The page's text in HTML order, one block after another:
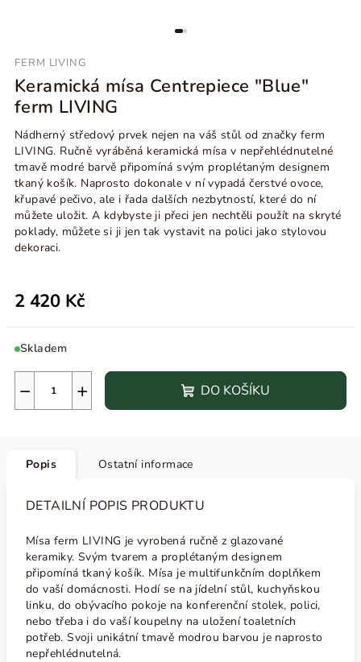
FERM LIVING
Keramická mísa Centrepiece "Blue"
ferm LIVING
Nádherný středový prvek nejen na váš stůl od značky ferm
LIVING. Ručně vyráběná keramická mísa v nepřehlédnutelné
tmavě modré barvě připomíná svým proplétaným designem
tkaný košík. Naprosto dokonale v ní vypadá čerstvé ovoce,
křupavé pečivo, ale i řada dalších nezbytností, které do ní
můžete uložit. A kdybyste ji přeci jen nechtěli použít na skryté
poklady, můžete si ji jen tak vystavit na polici jako stylovou
dekoraci.
2 420 Kč
Skladem
+
− DO KOŠÍKU
Popis Ostatní informace
DETAILNÍ POPIS PRODUKTU
Mísa ferm LIVING je vyrobená ručně z glazované
keramiky. Svým tvarem a proplétaným designem
připomíná tkaný košík. Mísa je multifunkčním doplňkem
do vaší domácnosti. Hodí se na jídelní stůl, kuchyňskou
linku, do obývacího pokoje na konferenční stolek, polici,
nebo třeba i do vaší koupelny na uložení toaletních
potřeb. Svoji unikátní tmavě modrou barvou je naprosto
nepřehlédnutelná.